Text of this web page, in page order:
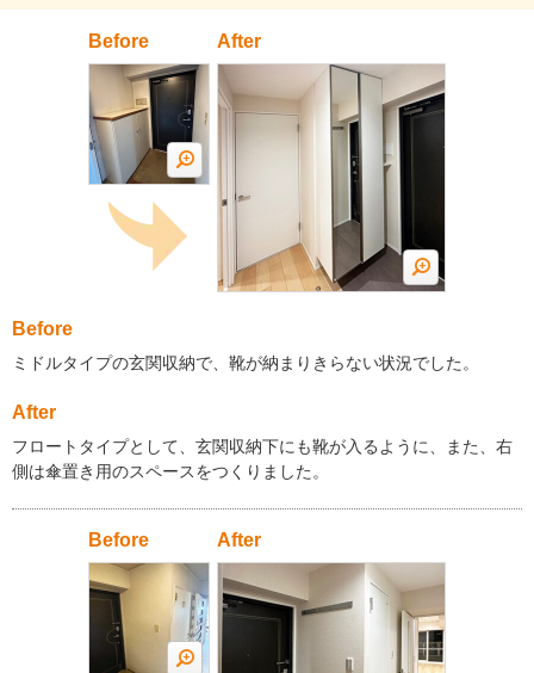
Before After
Before
ミドルタイプの玄関収納で、靴が納まりきらない状況でした。
After
フロートタイプとして、玄関収納下にも靴が入るように、また、右
側は傘置き用のスペースをつくりました。
Before After